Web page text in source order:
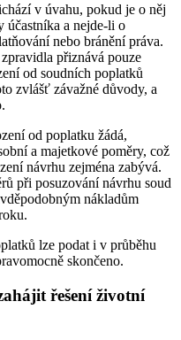
v úvahu, pokud je o něj
účastníka a nejde-li o
nebo bránění práva.
přiznává pouze
od soudních poplatků
zvlášť závažné důvody, a
od poplatku žádá,
a majetkové poměry, což
návrhu zejména zabývá.
při posuzování návrhu soud
nákladům
lze podat i v průběhu
skončeno.
řešení životní